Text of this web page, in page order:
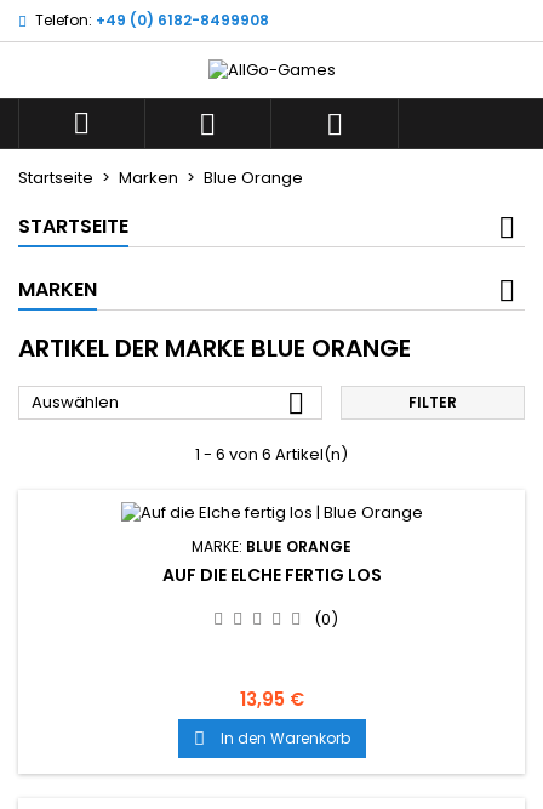
Telefon: +49 (0) 6182-8499908
  
Startseite Marken Blue Orange
STARTSEITE
MARKEN
ARTIKEL DER MARKE BLUE ORANGE
Auswählen  FILTER
1 - 6 von 6 Artikel(n)
MARKE: BLUE ORANGE
AUF DIE ELCHE FERTIG LOS
(0)
13,95 €
 In den Warenkorb
Wunschliste ×
add_circle_outline
Neue Liste anlegen
((modalTitle)) ×
((confirmMessage))
((cancelText))
((title)) ×
((label))
Anmelden ×
Sie müssen angemeldet sein, um Artikel Ihrer
Wunschliste hinzufügen zu können.